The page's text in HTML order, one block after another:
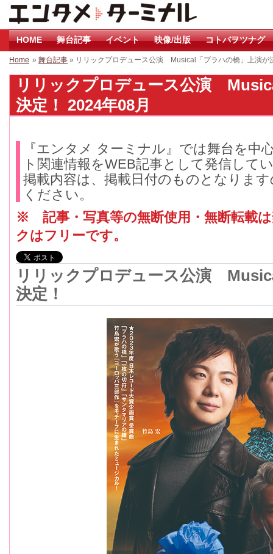
HOME 舞台記事 イベント 映像/出版 コトバヲツナグ
Home » 舞台記事 » リリックプロデュース公演 Musical「プラハの橋」上演が
リリックプロデュース公演
決定！ 2024年08月
『エンタメ ターミナル』では舞台を中
ト関連情報をWEB記事として発信して
掲載内容は、掲載日付のものとなりま
ください。
※ 記事・写真等の無断使用・無断転載
クはフリーです。
リリックプロデュース公演
決定！